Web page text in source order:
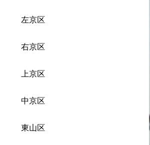
左京区
右京区
上京区
中京区
東山区